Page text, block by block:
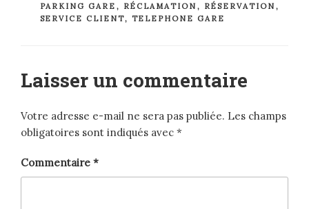
PARKING GARE , RÉCLAMATION , RÉSERVATION ,
SERVICE CLIENT, TELEPHONE GARE
Laisser un commentaire
Votre adresse e-mail ne sera pas publiée. Les champs
obligatoires sont indiqués avec *
Commentaire *